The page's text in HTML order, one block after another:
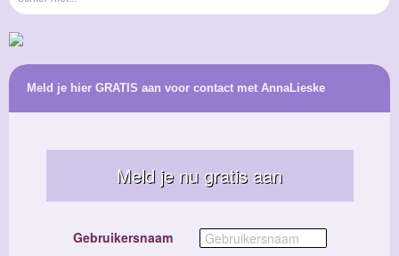
Meld je hier GRATIS aan voor contact met AnnaLieske